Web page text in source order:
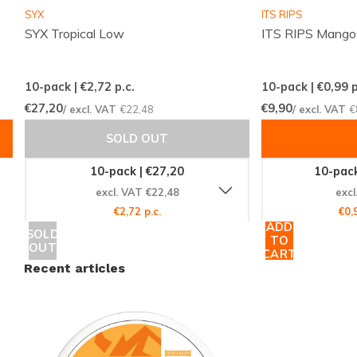
Regelmatig nieuwe smaken en varianten
beschikbaar
overzichtelijke webshop
Een klantenservice die altijd voor je klaarstaat
Snussie.com richt zich op een actuele voorraad,
duidelijke communicatie en hoge bereikbaarheid,
zodat je altijd weet waar je aan toe bent. Dankzij
consistente leveringen en een professioneel
samengesteld aanbod wordt snus en nicotine
pouches bestellen niet alleen makkelijk, maar ook
fijne, vertrouwde plek voor iedereen die graag
discreet en smaakvol wil genieten.
SYX
SYX Tropical Low
10-pack | €2,72 p.c.
€27,20/ excl. VAT €22,48
SOLD OUT
10-pack | €27,20
excl. VAT €22,48
€2,72 p.c.
SOLD
OUT
ITS RIPS
ITS RIPS Mango
10-pack | €0,99
€9,90/ excl. VAT
10-
ADD
TO
CART
Recent articles